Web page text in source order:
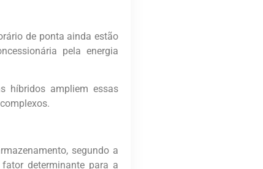
de ponta ainda estão
pela energia
híbridos ampliem essas
segundo a
determinante para a